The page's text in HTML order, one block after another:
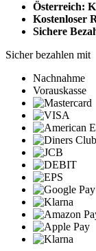
Österreich:
Kostenloser
Sichere
Sicher bezahlen mit
Nachnahme
Vorauskasse